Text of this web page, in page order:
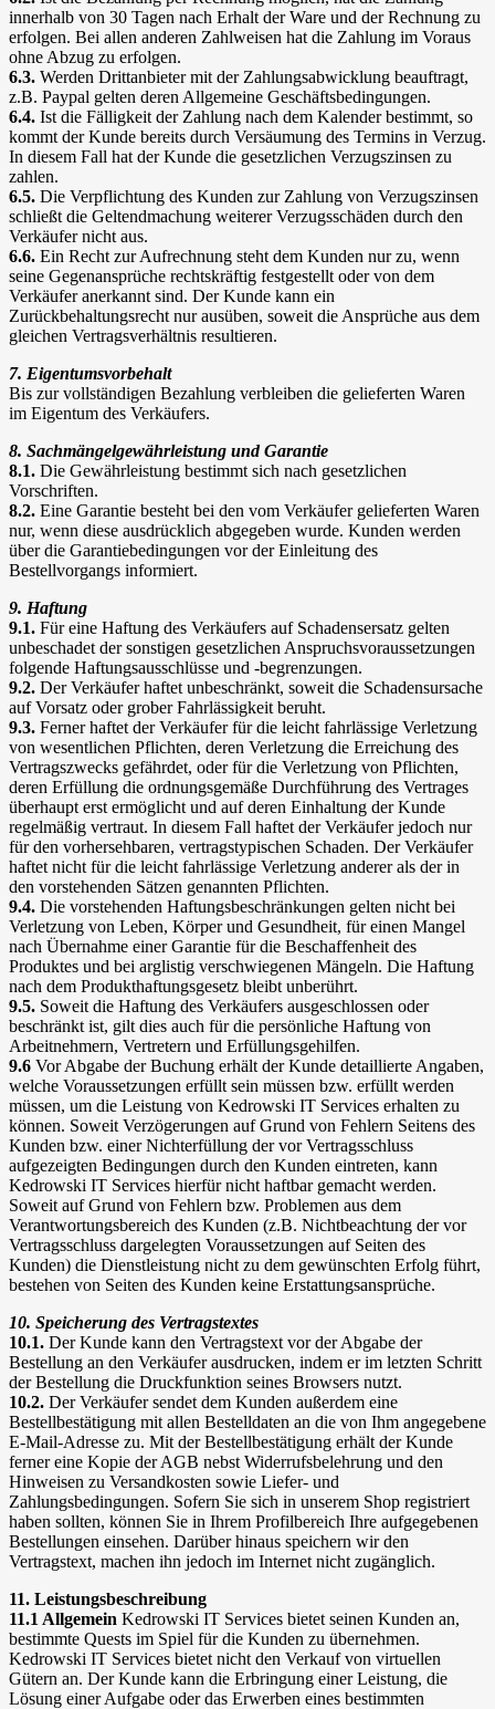
innerhalb von 30 Tagen nach Erhalt der Ware und der Rechnung zu
erfolgen. Bei allen anderen Zahlweisen hat die Zahlung im Voraus
ohne Abzug zu erfolgen.
6.3. Werden Drittanbieter mit der Zahlungsabwicklung beauftragt,
z.B. Paypal gelten deren Allgemeine Geschäftsbedingungen.
6.4. Ist die Fälligkeit der Zahlung nach dem Kalender bestimmt, so
kommt der Kunde bereits durch Versäumung des Termins in Verzug.
In diesem Fall hat der Kunde die gesetzlichen Verzugszinsen zu
zahlen.
6.5. Die Verpflichtung des Kunden zur Zahlung von Verzugszinsen
schließt die Geltendmachung weiterer Verzugsschäden durch den
Verkäufer nicht aus.
6.6. Ein Recht zur Aufrechnung steht dem Kunden nur zu, wenn
seine Gegenansprüche rechtskräftig festgestellt oder von dem
Verkäufer anerkannt sind. Der Kunde kann ein
Zurückbehaltungsrecht nur ausüben, soweit die Ansprüche aus dem
gleichen Vertragsverhältnis resultieren.
7. Eigentumsvorbehalt
Bis zur vollständigen Bezahlung verbleiben die gelieferten Waren
im Eigentum des Verkäufers.
8. Sachmängelgewährleistung und Garantie
8.1. Die Gewährleistung bestimmt sich nach gesetzlichen
Vorschriften.
8.2. Eine Garantie besteht bei den vom Verkäufer gelieferten Waren
nur, wenn diese ausdrücklich abgegeben wurde. Kunden werden
über die Garantiebedingungen vor der Einleitung des
Bestellvorgangs informiert.
9. Haftung
9.1. Für eine Haftung des Verkäufers auf Schadensersatz gelten
unbeschadet der sonstigen gesetzlichen Anspruchsvoraussetzungen
folgende Haftungsausschlüsse und -begrenzungen.
9.2. Der Verkäufer haftet unbeschränkt, soweit die Schadensursache
auf Vorsatz oder grober Fahrlässigkeit beruht.
9.3. Ferner haftet der Verkäufer für die leicht fahrlässige Verletzung
von wesentlichen Pflichten, deren Verletzung die Erreichung des
Vertragszwecks gefährdet, oder für die Verletzung von Pflichten,
deren Erfüllung die ordnungsgemäße Durchführung des Vertrages
überhaupt erst ermöglicht und auf deren Einhaltung der Kunde
regelmäßig vertraut. In diesem Fall haftet der Verkäufer jedoch nur
für den vorhersehbaren, vertragstypischen Schaden. Der Verkäufer
haftet nicht für die leicht fahrlässige Verletzung anderer als der in
den vorstehenden Sätzen genannten Pflichten.
9.4. Die vorstehenden Haftungsbeschränkungen gelten nicht bei
Verletzung von Leben, Körper und Gesundheit, für einen Mangel
nach Übernahme einer Garantie für die Beschaffenheit des
Produktes und bei arglistig verschwiegenen Mängeln. Die Haftung
nach dem Produkthaftungsgesetz bleibt unberührt.
9.5. Soweit die Haftung des Verkäufers ausgeschlossen oder
beschränkt ist, gilt dies auch für die persönliche Haftung von
Arbeitnehmern, Vertretern und Erfüllungsgehilfen.
9.6 Vor Abgabe der Buchung erhält der Kunde detaillierte Angaben,
welche Voraussetzungen erfüllt sein müssen bzw. erfüllt werden
müssen, um die Leistung von Kedrowski IT Services erhalten zu
können. Soweit Verzögerungen auf Grund von Fehlern Seitens des
Kunden bzw. einer Nichterfüllung der vor Vertragsschluss
aufgezeigten Bedingungen durch den Kunden eintreten, kann
Kedrowski IT Services hierfür nicht haftbar gemacht werden.
Soweit auf Grund von Fehlern bzw. Problemen aus dem
Verantwortungsbereich des Kunden (z.B. Nichtbeachtung der vor
Vertragsschluss dargelegten Voraussetzungen auf Seiten des
Kunden) die Dienstleistung nicht zu dem gewünschten Erfolg führt,
bestehen von Seiten des Kunden keine Erstattungsansprüche.
10. Speicherung des Vertragstextes
10.1. Der Kunde kann den Vertragstext vor der Abgabe der
Bestellung an den Verkäufer ausdrucken, indem er im letzten Schritt
der Bestellung die Druckfunktion seines Browsers nutzt.
10.2. Der Verkäufer sendet dem Kunden außerdem eine
Bestellbestätigung mit allen Bestelldaten an die von Ihm angegebene
E-Mail-Adresse zu. Mit der Bestellbestätigung erhält der Kunde
ferner eine Kopie der AGB nebst Widerrufsbelehrung und den
Hinweisen zu Versandkosten sowie Liefer- und
Zahlungsbedingungen. Sofern Sie sich in unserem Shop registriert
haben sollten, können Sie in Ihrem Profilbereich Ihre aufgegebenen
Bestellungen einsehen. Darüber hinaus speichern wir den
Vertragstext, machen ihn jedoch im Internet nicht zugänglich.
11. Leistungsbeschreibung
11.1 Allgemein Kedrowski IT Services bietet seinen Kunden an,
bestimmte Quests im Spiel für die Kunden zu übernehmen.
Kedrowski IT Services bietet nicht den Verkauf von virtuellen
Gütern an. Der Kunde kann die Erbringung einer Leistung, die
Lösung einer Aufgabe oder das Erwerben eines bestimmten